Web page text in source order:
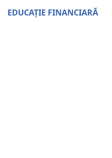
EDUCAȚIE FINANCIARĂ